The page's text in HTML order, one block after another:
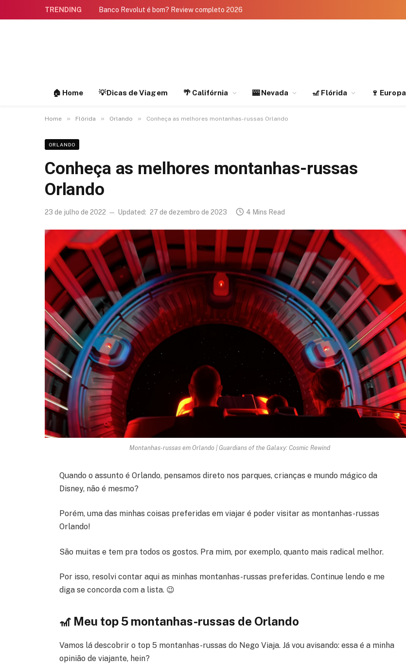
TRENDING Banco Revolut é bom? Review completo 2026
🏠 Home 💡Dicas de Viagem 🌴 Califórnia 🎰 Nevada 🎢 Flórida 🍷 Europa
Home » Flórida » Orlando » Conheça as melhores montanhas-russas Orlando
ORLANDO
Conheça as melhores montanhas-russas
Orlando
23 de julho de 2022 Updated: 27 de dezembro de 2023 4 Mins Read
Montanhas-russas em Orlando | Guardians of the Galaxy: Cosmic Rewind
Quando o assunto é Orlando, pensamos direto nos parques, crianças e mundo mágico da
Disney, não é mesmo?
Porém, uma das minhas coisas preferidas em viajar é poder visitar as montanhas-russas
Orlando!
São muitas e tem pra todos os gostos. Pra mim, por exemplo, quanto mais radical melhor.
Por isso, resolvi contar aqui as minhas montanhas-russas preferidas. Continue lendo e me
diga se concorda com a lista. 😉
🎢 Meu top 5 montanhas-russas de Orlando
Vamos lá descobrir o top 5 montanhas-russas do Nego Viaja. Já vou avisando: essa é a minha
opinião de viajante, hein?